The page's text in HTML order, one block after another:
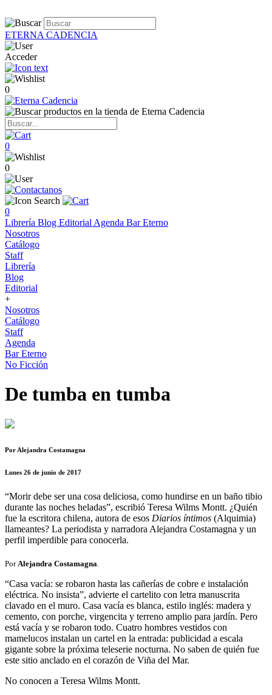
ETERNA CADENCIA
Acceder
0
0
0
0
Librería Blog Editorial Agenda Bar Eterno
Nosotros
Catálogo
Staff
Librería
Blog
Editorial
+
Nosotros
Catálogo
Staff
Agenda
Bar Eterno
No Ficción
De tumba en tumba
Por Alejandra Costamagna
Lunes 26 de junio de 2017
“Morir debe ser una cosa deliciosa, como hundirse en un baño tibio
durante las noches heladas”, escribió Teresa Wilms Montt. ¿Quién
fue la escritora chilena, autora de esos Diarios íntimos (Alquimia)
llameantes? La periodista y narradora Alejandra Costamagna y un
perfil imperdible para conocerla.
Por Alejandra Costamagna
“Casa vacía: se robaron hasta las cañerías de cobre e instalación
eléctrica. No insista”, advierte el cartelito con letra manuscrita
clavado en el muro. Casa vacía es blanca, estilo inglés: madera y
cemento, con porche, virgencita y terreno amplio para jardín. Pero
está vacía y se robaron todo. Cuatro hombres vestidos con
mamelucos instalan un cartel en la entrada: publicidad a escala
gigante sobre la próxima teleserie nocturna. No saben de quién fue
este sitio anclado en el corazón de Viña del Mar.
No conocen a Teresa Wilms Montt.